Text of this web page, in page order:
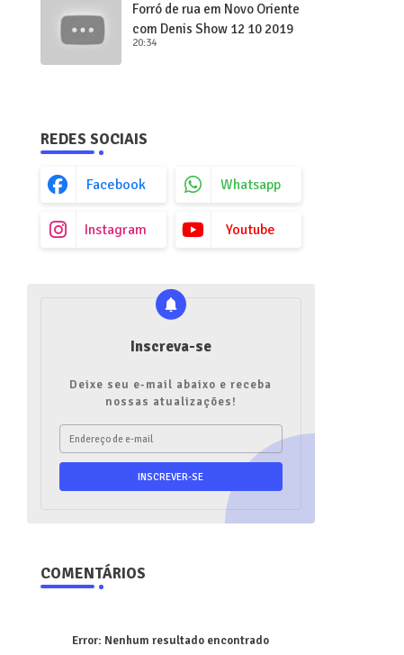
Forró de rua em Novo Oriente
com Denis Show 12 10 2019
20:34
REDES SOCIAIS
Facebook Whatsapp
Instagram Youtube
Inscreva-se
Deixe seu e-mail abaixo e receba
nossas atualizações!
COMENTÁRIOS
Error: Nenhum resultado encontrado